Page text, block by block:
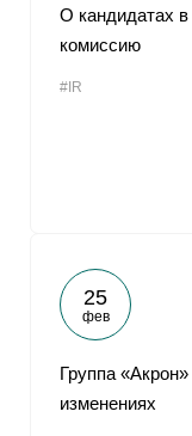
О кандидатах
комиссию
#IR
25
фев
Группа
изменениях